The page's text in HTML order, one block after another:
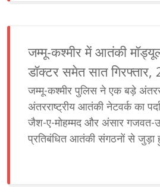
जम्मू-कश्मीर में आतंकी
डॉक्टर समेत सात
विस्फोटक और हथियार
जम्मू-कश्मीर पुलिस ने एक बड़े
अंतरराष्ट्रीय आतंकी नेटवर्क का
जैश-ए-मोहम्मद और अंसार गजवत-
प्रतिबंधित आतंकी संगठनों से जुड़ा
में दो डॉक्टर समेत सात लोगों को